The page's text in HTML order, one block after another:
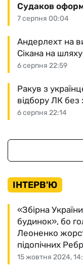
7 серпня 00:04
Судаков
6 серпня 22:59
Андерлехт на
Сікана на
6 серпня 22:14
Ракув з
відбору ЛК без
ІНТЕРВ'Ю
15 жовтня 2024,
«Збірна
будинок», бо
Леоненко
підопічних